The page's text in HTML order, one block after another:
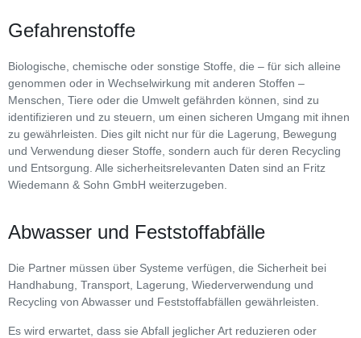
Gefahrenstoffe
Biologische, chemische oder sonstige Stoffe, die – für sich alleine
genommen oder in Wechselwirkung mit anderen Stoffen –
Menschen, Tiere oder die Umwelt gefährden können, sind zu
identifizieren und zu steuern, um einen sicheren Umgang mit ihnen
zu gewährleisten. Dies gilt nicht nur für die Lagerung, Bewegung
und Verwendung dieser Stoffe, sondern auch für deren Recycling
und Entsorgung. Alle sicherheitsrelevanten Daten sind an Fritz
Wiedemann & Sohn GmbH weiterzugeben.
Abwasser und Feststoffabfälle
Die Partner müssen über Systeme verfügen, die Sicherheit bei
Handhabung, Transport, Lagerung, Wiederverwendung und
Recycling von Abwasser und Feststoffabfällen gewährleisten.
Es wird erwartet, dass sie Abfall jeglicher Art reduzieren oder